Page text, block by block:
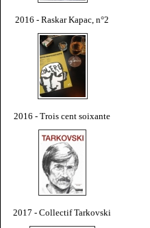
2016 - Raskar Kapac, n°2
2016 - Trois cent soixante
2017 - Collectif Tarkovski